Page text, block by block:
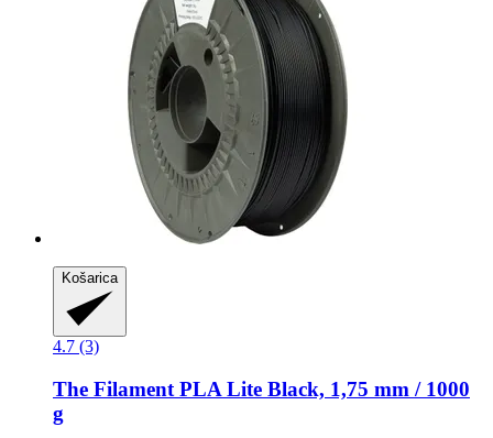
Košarica
4.7 (3)
The Filament PLA Lite Black, 1,75 mm / 1000
g